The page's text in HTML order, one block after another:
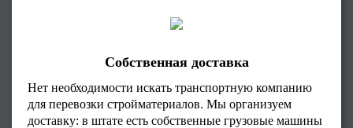
Собственная доставка
Нет необходимости искать транспортную компанию
для перевозки стройматериалов. Мы организуем
доставку: в штате есть собственные грузовые машины